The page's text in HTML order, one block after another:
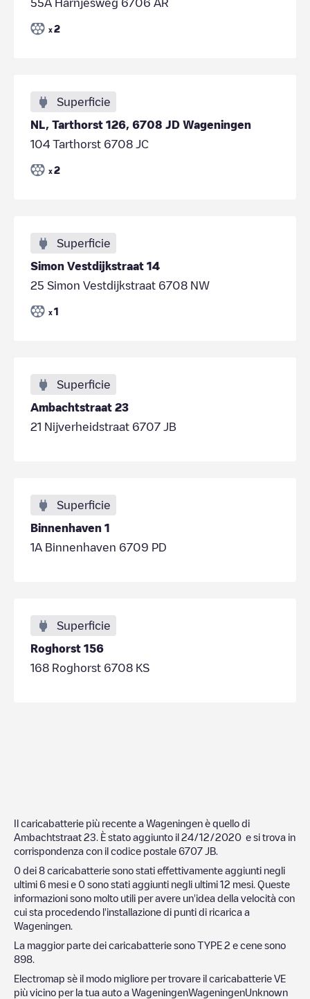
55A Harnjesweg 6706 AR
x 2
Superficie
NL, Tarthorst 126, 6708 JD Wageningen
104 Tarthorst 6708 JC
x 2
Superficie
Simon Vestdijkstraat 14
25 Simon Vestdijkstraat 6708 NW
x 1
Superficie
Ambachtstraat 23
21 Nijverheidstraat 6707 JB
Superficie
Binnenhaven 1
1A Binnenhaven 6709 PD
Superficie
Roghorst 156
168 Roghorst 6708 KS
Il caricabatterie più recente a Wageningen è quello di
Ambachtstraat 23 . È stato aggiunto il 24/12/2020 e si trova in
corrispondenza con il codice postale 6707 JB
0 dei 8 caricabatterie sono stati effettivamente aggiunti negli
ultimi 6 mesi e 0 sono stati aggiunti negli ultimi 12 mesi. Queste
informazioni sono molto utili per avere un'idea della velocità con
cui sta procedendo l'installazione di punti di ricarica a
Wageningen
La maggior parte dei caricabatterie sono TYPE 2 e cene sono
898
Electromap sè il modo migliore per trovare il caricabatterie VE
più vicino per la tua auto a WageningenWageningenUnknown